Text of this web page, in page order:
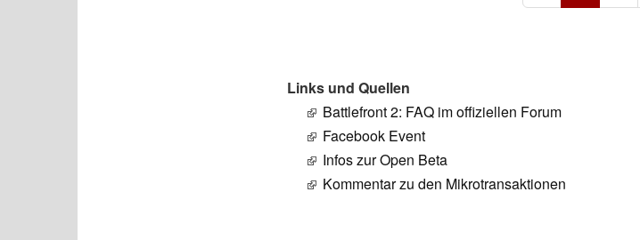
Links und Quellen
Battlefront 2: FAQ im offiziellen Forum
Facebook Event
Infos zur Open Beta
Kommentar zu den Mikrotransaktionen